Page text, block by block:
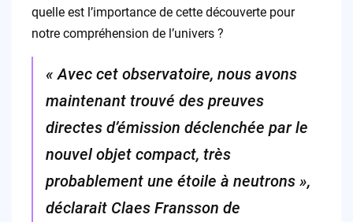
quelle est l’importance de cette découverte pour
notre compréhension de l’univers ?
« Avec cet observatoire, nous avons
maintenant trouvé des preuves
directes d’émission déclenchée par le
nouvel objet compact, très
probablement une étoile à neutrons »,
déclarait Claes Fransson de